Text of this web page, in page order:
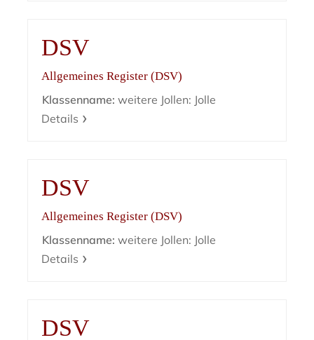
DSV
Allgemeines Register (DSV)
Klassenname: weitere Jollen: Jolle
Details
DSV
Allgemeines Register (DSV)
Klassenname: weitere Jollen: Jolle
Details
DSV